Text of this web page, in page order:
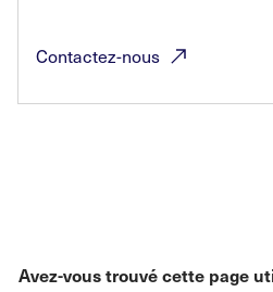
Contactez-nous
Avez-vous trouvé cette page